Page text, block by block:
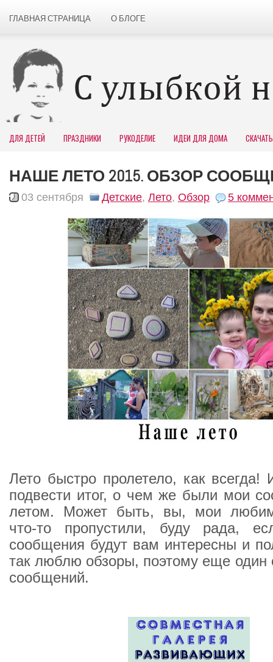
ГЛАВНАЯ СТРАНИЦА О БЛОГЕ
ДЛЯ ДЕТЕЙ ПРАЗДНИКИ РУКОДЕЛИЕ ИДЕИ ДЛЯ ДОМА СКАЧАТЬ
НАШЕ ЛЕТО 2015. ОБЗОР
03 сентября Детские, Лето, Обзор 5
Лето быстро пролетело, как всегда!
подвести итог, о чем же были мои
летом. Может быть, вы, мои
что-то пропустили, буду рада,
сообщения будут вам интересны и
так люблю обзоры, поэтому еще один
сообщений.